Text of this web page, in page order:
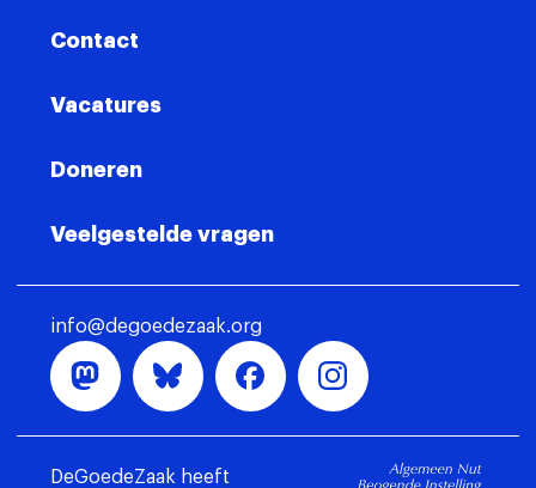
Contact
Vacatures
Doneren
Veelgestelde vragen
info@degoedezaak.org
DeGoedeZaak heeft